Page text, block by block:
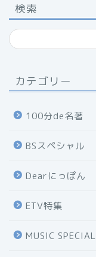
検索
カテゴリー
100分de名著
BSスペシャル
Dearにっぽん
ETV特集
MUSIC SPECIAL